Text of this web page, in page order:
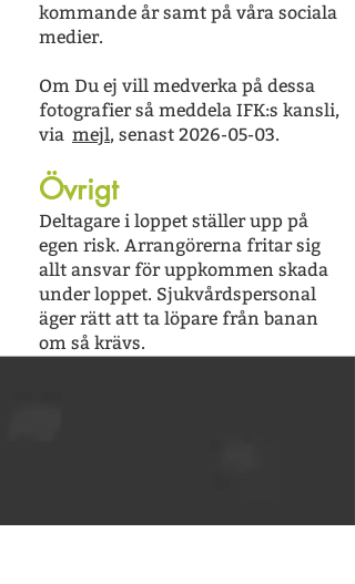
kommande år samt på våra sociala
medier.
Om Du ej vill medverka på dessa
fotografier så meddela IFK:s kansli,
via mejl, senast 2026-05-03.
Övrigt
Deltagare i loppet ställer upp på
egen risk. Arrangörerna fritar sig
allt ansvar för uppkommen skada
under loppet. Sjukvårdspersonal
äger rätt att ta löpare från banan
om så krävs.